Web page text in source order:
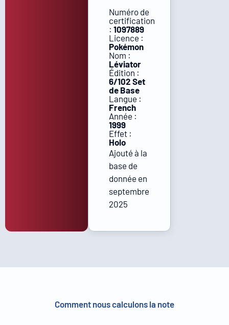
Numéro de
certification
: 1097889
Licence :
Pokémon
Nom :
Léviator
Édition :
6/102 Set
de Base
Langue :
French
Année :
1999
Effet :
Holo
Ajouté à la
base de
donnée en
septembre
2025
Comment nous calculons la note